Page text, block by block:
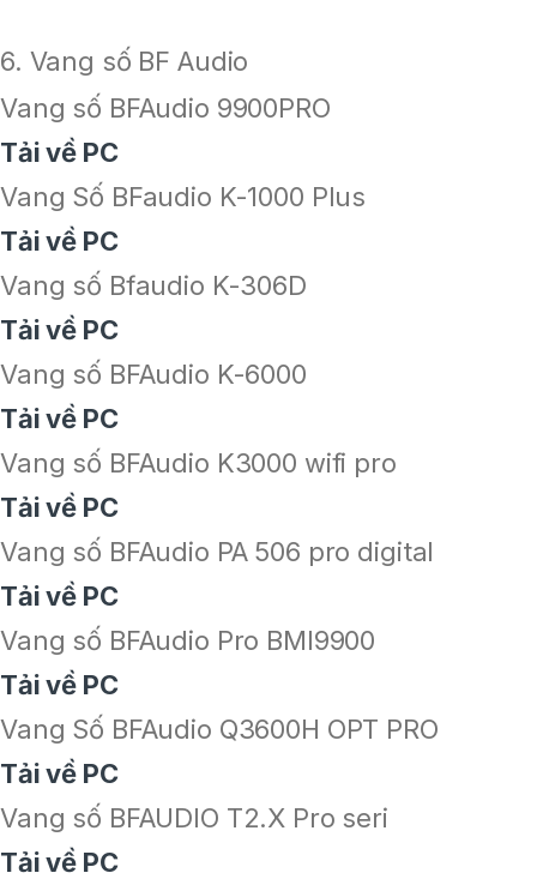
6. Vang số BF Audio
Vang số BFAudio 9900PRO
Tải về PC
Vang Số BFaudio K-1000 Plus
Tải về PC
Vang số Bfaudio K-306D
Tải về PC
Vang số BFAudio K-6000
Tải về PC
Vang số BFAudio K3000 wifi pro
Tải về PC
Vang số BFAudio PA 506 pro digital
Tải về PC
Vang số BFAudio Pro BMI9900
Tải về PC
Vang Số BFAudio Q3600H OPT PRO
Tải về PC
Vang số BFAUDIO T2.X Pro seri
Tải về PC